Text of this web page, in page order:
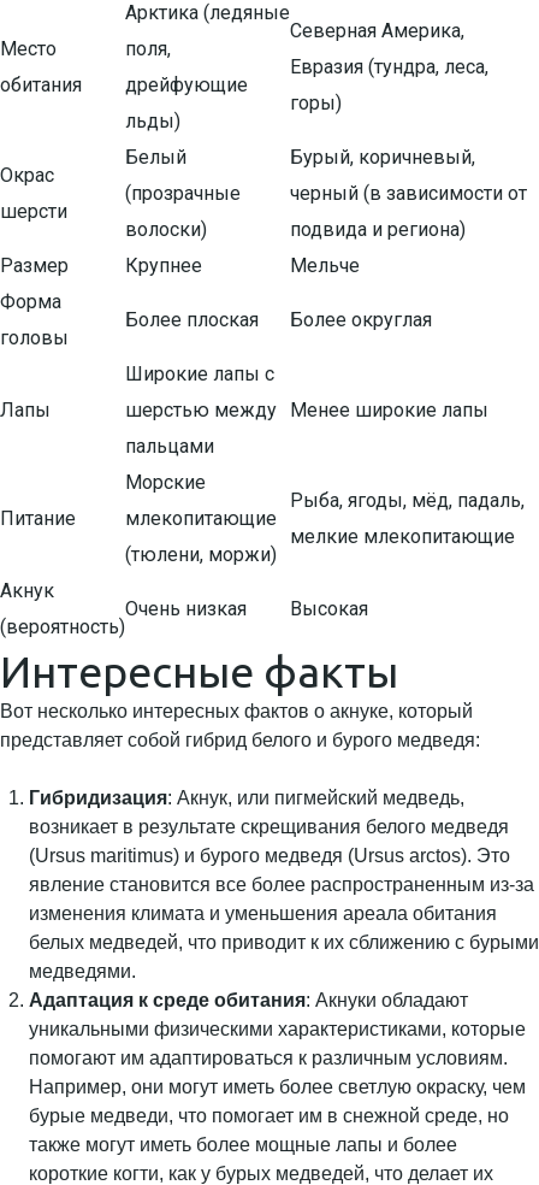
Место
обитания
Арктика (ледяные
поля,
дрейфующие
льды)
Северная Америка,
Евразия (тундра, леса,
горы)
Окрас
шерсти
Белый
(прозрачные
волоски)
Бурый, коричневый,
черный (в зависимости от
подвида и региона)
Размер
Крупнее
Мельче
Форма
головы
Более плоская Более округлая
Лапы
Широкие лапы с
шерстью между
пальцами
Менее широкие лапы
Питание
Морские
млекопитающие
(тюлени, моржи)
Рыба, ягоды, мёд, падаль,
мелкие млекопитающие
Акнук
(вероятность)
Очень низкая Высокая
Интересные факты
Вот несколько интересных фактов о акнуке, который
представляет собой гибрид белого и бурого медведя:
Гибридизация: Акнук, или пигмейский медведь,
возникает в результате скрещивания белого медведя
(Ursus maritimus) и бурого медведя (Ursus arctos). Это
явление становится все более распространенным из-за
изменения климата и уменьшения ареала обитания
белых медведей, что приводит к их сближению с бурыми
медведями.
Адаптация к среде обитания: Акнуки обладают
уникальными физическими характеристиками, которые
помогают им адаптироваться к различным условиям.
Например, они могут иметь более светлую окраску, чем
бурые медведи, что помогает им в снежной среде, но
также могут иметь более мощные лапы и более
короткие когти, как у бурых медведей, что делает их